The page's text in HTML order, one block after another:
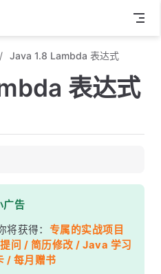
Java 1.8 Lambda 表达式
表达式
接口
广告
将获得： 专属的实战项目
问 / 简历修改 / Java 学习
/ 每月赠书